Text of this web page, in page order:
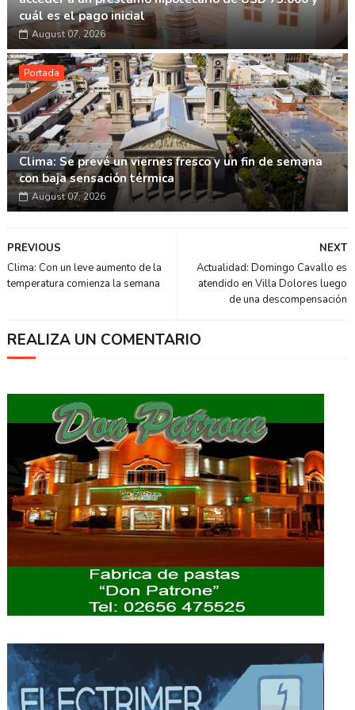
cuál es el pago inicial
August 07, 2026
Portada
Clima: Se prevé un viernes fresco y un fin de semana
con baja sensación térmica
August 07, 2026
NEXT
Actualidad: Domingo Cavallo es
atendido en Villa Dolores luego
de una descompensación
PREVIOUS
Clima: Con un leve aumento de la
temperatura comienza la semana
REALIZA UN COMENTARIO